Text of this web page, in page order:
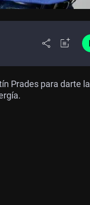
Prades para darte la